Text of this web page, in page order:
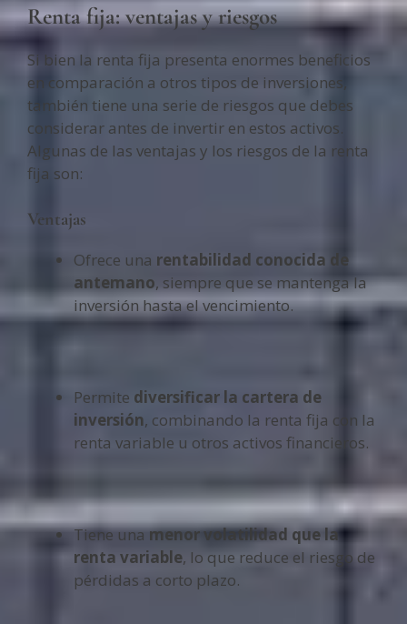
Renta fija: ventajas y riesgos
Si bien la renta fija presenta enormes beneficios
en comparación a otros tipos de inversiones,
también tiene una serie de riesgos que debes
considerar antes de invertir en estos activos.
Algunas de las ventajas y los riesgos de la renta
fija son:
Ventajas
Ofrece una rentabilidad conocida de
antemano, siempre que se mantenga la
inversión hasta el vencimiento.
Permite diversificar la cartera de
inversión, combinando la renta fija con la
renta variable u otros activos financieros.
Tiene unamenor volatilidad que la
renta variable, lo que reduce el riesgo de
pérdidas a corto plazo.